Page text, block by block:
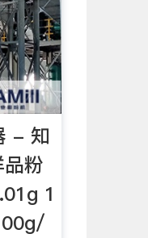
- 知
粉
1